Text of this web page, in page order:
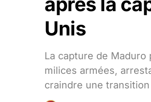
Unis
La capture de
milices armées,
craindre une